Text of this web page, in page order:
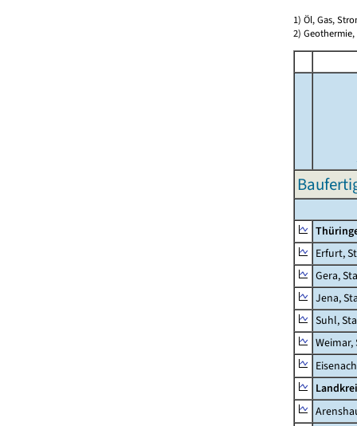
1) Öl, Gas,
2)
Erfurt,
Gera,
Jena,
Suhl,
Weimar,